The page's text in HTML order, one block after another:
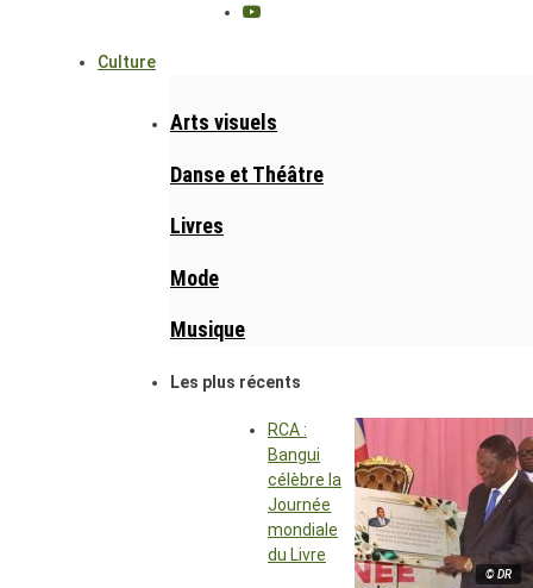
Culture
Arts visuels
Danse et Théâtre
Livres
Mode
Musique
Les plus récents
© DR
RCA :
Bangui
célèbre la
Journée
mondiale
du Livre